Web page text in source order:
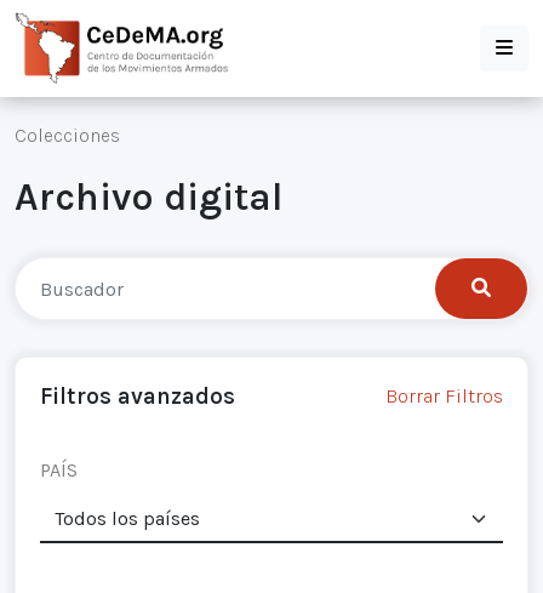
Colecciones
Archivo digital
Filtros avanzados Borrar Filtros
PAÍS